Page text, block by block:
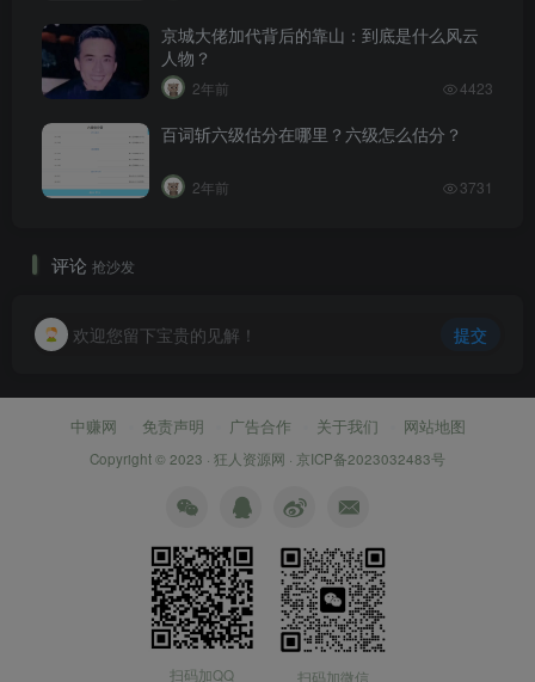
京城大佬加代背后的靠山：到底是什么风云
人物？
2年前 4423
百词斩六级估分在哪里？六级怎么估分？
2年前 3731
评论 抢沙发
欢迎您留下宝贵的见解！ 提交
中赚网 免责声明 广告合作 关于我们 网站地图
Copyright © 2023 · 狂人资源网 · 京ICP备2023032483号
扫码加QQ 扫码加微信